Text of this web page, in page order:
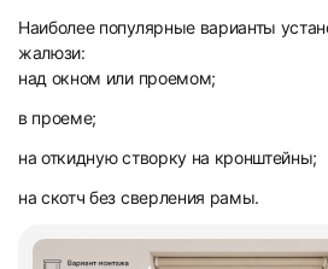
Наиболее популярные варианты
жалюзи:
над окном или проемом;
в проеме;
на откидную створку на кронштейны;
на скотч без сверления рамы.